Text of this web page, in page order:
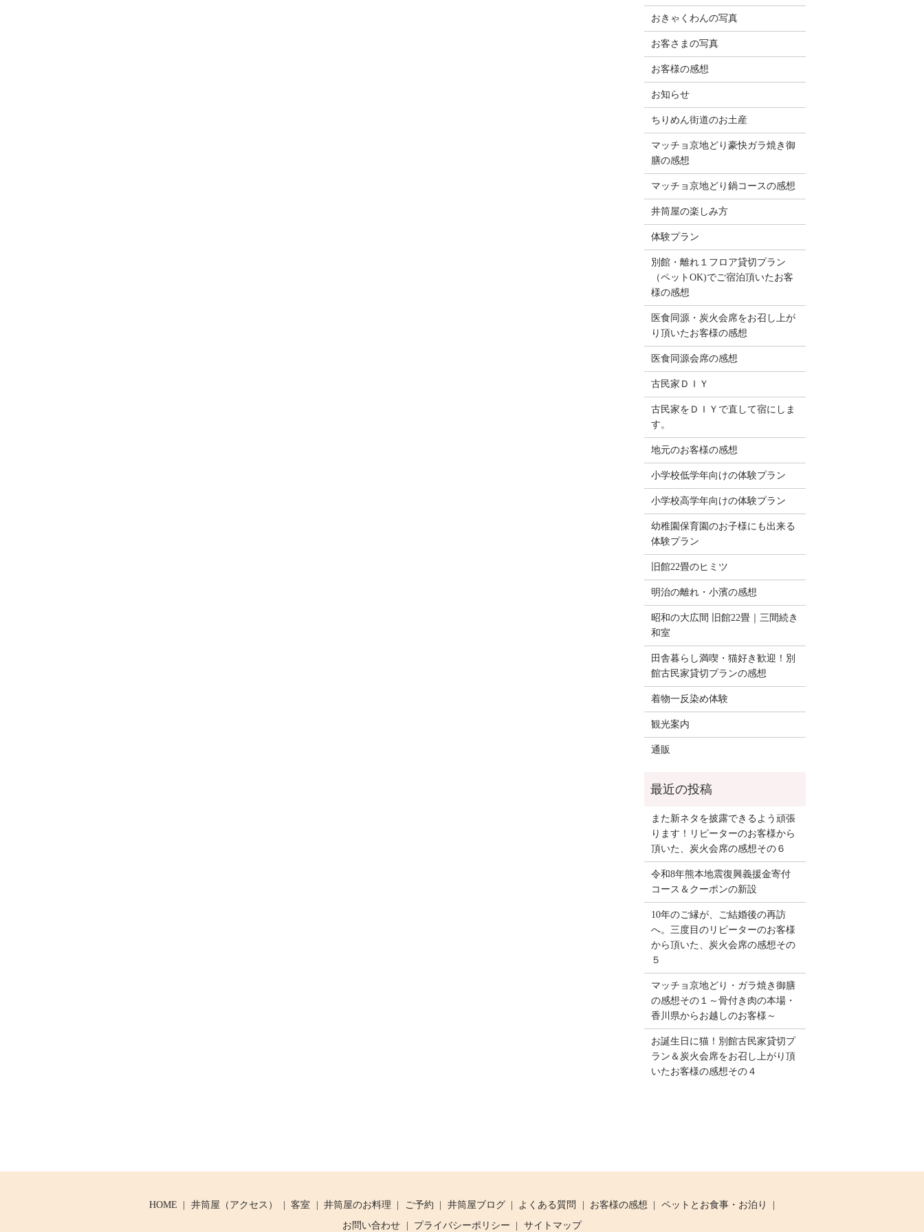
おきゃくわんの写真
お客さまの写真
お客様の感想
お知らせ
ちりめん街道のお土産
マッチョ京地どり豪快ガラ焼き御
膳の感想
マッチョ京地どり鍋コースの感想
井筒屋の楽しみ方
体験プラン
別館・離れ１フロア貸切プラン
（ペットOK)でご宿泊頂いたお客
様の感想
医食同源・炭火会席をお召し上が
り頂いたお客様の感想
医食同源会席の感想
古民家ＤＩＹ
古民家をＤＩＹで直して宿にしま
す。
地元のお客様の感想
小学校低学年向けの体験プラン
小学校高学年向けの体験プラン
幼稚園保育園のお子様にも出来る
体験プラン
旧館22畳のヒミツ
明治の離れ・小濱の感想
昭和の大広間 旧館22畳｜三間続き
和室
田舎暮らし満喫・猫好き歓迎！別
館古民家貸切プランの感想
着物一反染め体験
観光案内
通販
また新ネタを披露できるよう頑張
ります！リピーターのお客様から
頂いた、炭火会席の感想その６
令和8年熊本地震復興義援金寄付
コース＆クーポンの新設
10年のご縁が、ご結婚後の再訪
へ。三度目のリピーターのお客様
から頂いた、炭火会席の感想その
５
マッチョ京地どり・ガラ焼き御膳
の感想その１～骨付き肉の本場・
香川県からお越しのお客様～
お誕生日に猫！別館古民家貸切プ
ラン＆炭火会席をお召し上がり頂
いたお客様の感想その４
HOME 井筒屋（アクセス） 客室 井筒屋のお料理 ご予約 井筒屋ブログ よくある質問 お客様の感想
ペットとお食事・お泊り
お問い合わせ
プライバシーポリシー サイトマップ